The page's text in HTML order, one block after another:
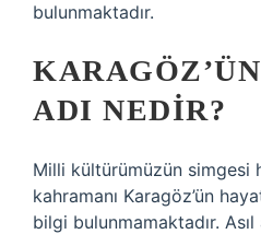
bulunmaktadır.
ADI NEDIR?
Milli kültürümüzün simgesi
kahramanı Karagöz’ün
bilgi bulunmamaktadır.